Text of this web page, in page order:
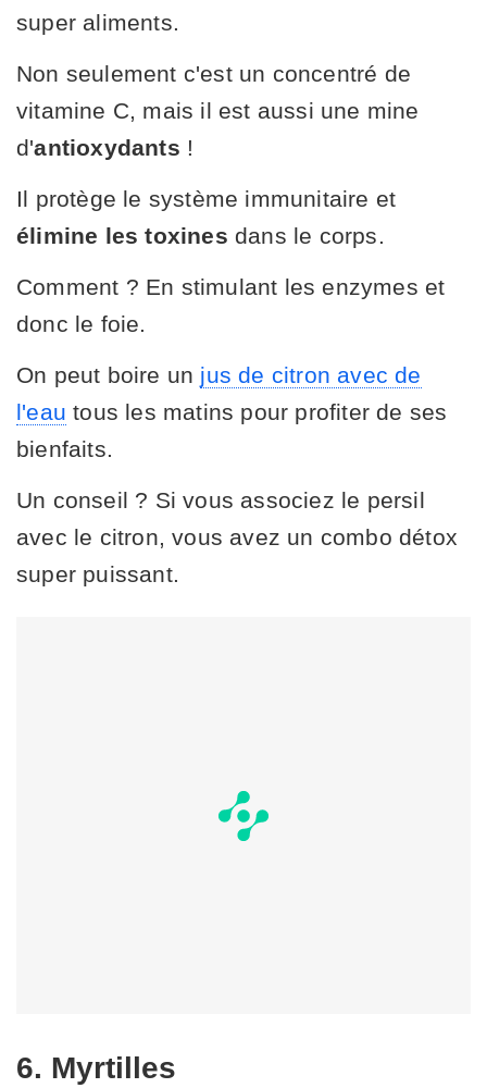
super aliments.
Non seulement c'est un concentré de
vitamine C, mais il est aussi une mine
d'antioxydants !
Il protège le système immunitaire et
élimine les toxines dans le corps.
Comment ? En stimulant les enzymes et
donc le foie.
On peut boire un jus de citron avec de
l'eau tous les matins pour profiter de ses
bienfaits.
Un conseil ? Si vous associez le persil
avec le citron, vous avez un combo détox
super puissant.
6. Myrtilles